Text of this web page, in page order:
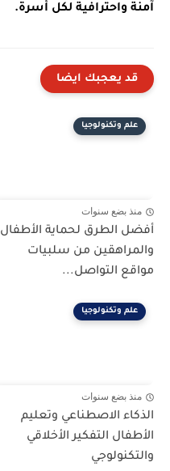
آمنة واحترافية لكل أسرة.
قد يعجبك ايضا
علم وتكنولوجيا
منذ بضع سنوات
أفضل الطرق لحماية الأطفال
والمراهقين من سلبيات
مواقع التواصل...
علم وتكنولوجيا
منذ بضع سنوات
الذكاء الاصطناعي وتعليم
الأطفال التفكير الأخلاقي
والتكنولوجي